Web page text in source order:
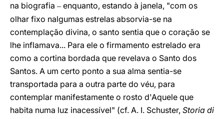
na biografia – enquanto, estando à janela, "com os
olhar fixo nalgumas estrelas absorvia-se na
contemplação divina, o santo sentia que o coração se
lhe inflamava... Para ele o firmamento estrelado era
como a cortina bordada que revelava o Santo dos
Santos. A um certo ponto a sua alma sentia-se
transportada para a outra parte do véu, para
contemplar manifestamente o rosto d'Aquele que
habita numa luz inacessível" (cf. A. I. Schuster, Storia di